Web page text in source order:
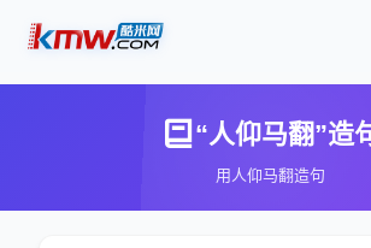
“人仰马翻”造
用人仰马翻造句